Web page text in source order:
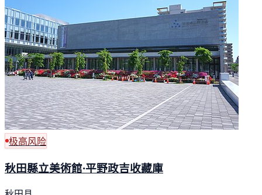
极高风险
秋田縣立美術館·平野政吉收藏庫